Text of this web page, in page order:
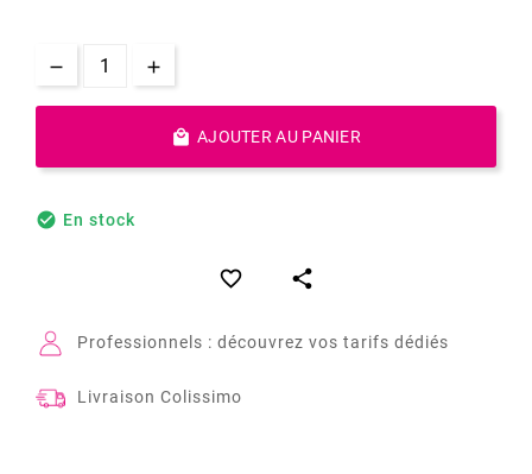
 AJOUTER AU PANIER
 En stock
 
Professionnels : découvrez vos tarifs dédiés
Livraison Colissimo